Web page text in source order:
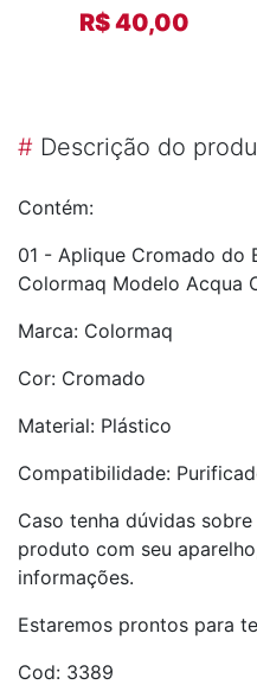
R$ 40,00
# Descrição do
Contém:
01 - Aplique Cromado do
Colormaq Modelo Acqua
Marca: Colormaq
Cor: Cromado
Material: Plástico
Compatibilidade:
Caso tenha dúvidas
produto com seu
informações.
Estaremos prontos para
Cod: 3389